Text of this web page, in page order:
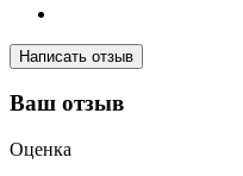
Написать отзыв
Ваш отзыв
Оценка